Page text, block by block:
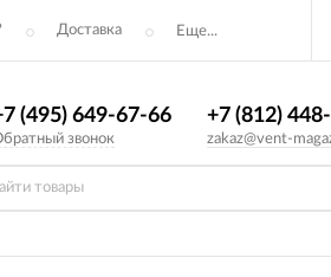
Доставка Еще...
(495) 649-67-66
звонок
+7 (812)
zakaz@vent-